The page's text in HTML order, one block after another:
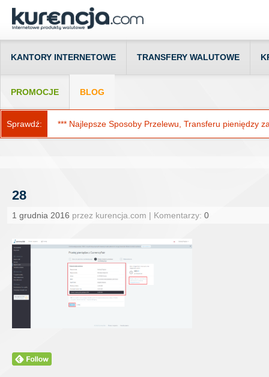
KANTORY INTERNETOWE TRANSFERY WALUTOWE
PROMOCJE BLOG
Sprawdź: *** Najlepsze Sposoby Przelewu, Transferu pieniędzy
28
1 grudnia 2016 przez kurencja.com | Komentarzy: 0